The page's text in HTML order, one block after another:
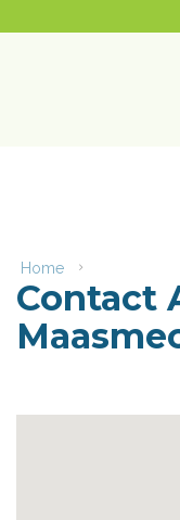
content
Home
Academie
Contact